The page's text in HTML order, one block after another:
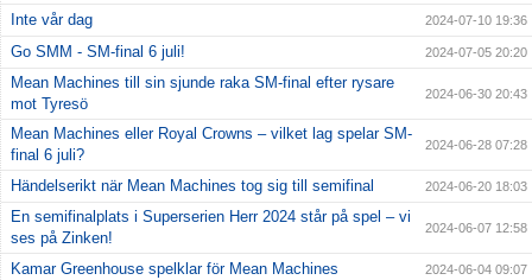
Inte vår dag 2024-07-10 19:36
Go SMM - SM-final 6 juli! 2024-07-05 20:20
Mean Machines till sin sjunde raka SM-final efter rysare
mot Tyresö
2024-06-30 20:43
Mean Machines eller Royal Crowns – vilket lag spelar SM-
final 6 juli?
2024-06-28 07:28
Händelserikt när Mean Machines tog sig till semifinal 2024-06-20 18:03
En semifinalplats i Superserien Herr 2024 står på spel – vi
ses på Zinken!
2024-06-07 12:58
Kamar Greenhouse spelklar för Mean Machines 2024-06-04 09:07